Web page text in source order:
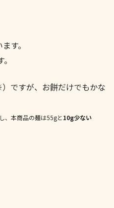
す。
ですが、お餅だけでもかな
、本商品の麺は55gと10g少ない